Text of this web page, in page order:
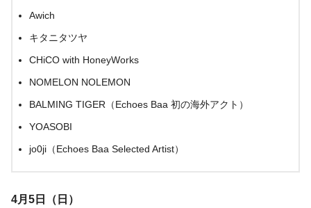
Awich
キタニタツヤ
CHiCO with HoneyWorks
NOMELON NOLEMON
BALMING TIGER（Echoes Baa 初の海外アクト）
YOASOBI
jo0ji（Echoes Baa Selected Artist）
4月5日（日）